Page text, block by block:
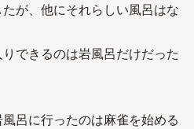
が、他にそれらしい風呂はな
できるのは岩風呂だけだった
呂に行ったのは麻雀を始める